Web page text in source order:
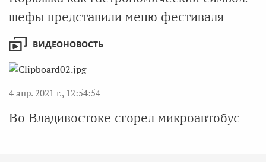
шефы представили меню фестиваля
ВИДЕОНОВОСТЬ
4 апр. 2021 г., 12:54:54
Во Владивостоке сгорел микроавтобус